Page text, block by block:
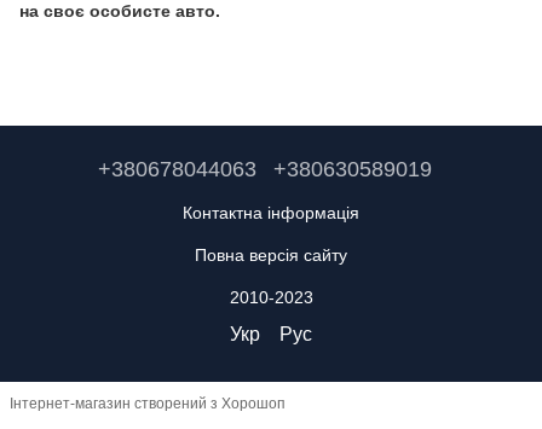
на своє особисте авто.
+380678044063 +380630589019
Контактна інформація
Повна версія сайту
2010-2023
Укр Рус
Інтернет-магазин створений з Хорошоп